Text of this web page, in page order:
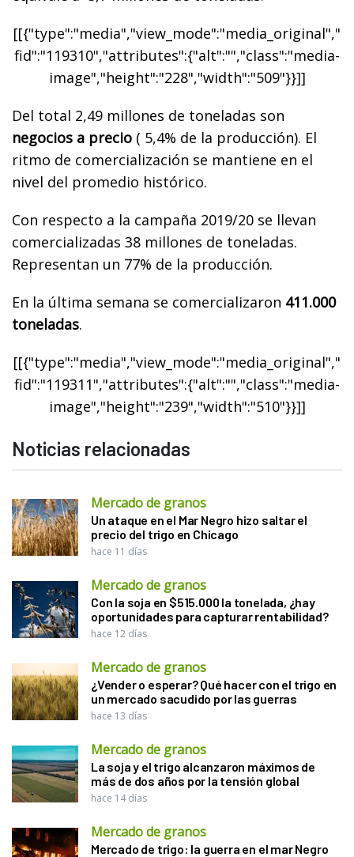
[[{"type":"media","view_mode":"media_original","
fid":"119310","attributes":{"alt":"","class":"media-
image","height":"228","width":"509"}}]]
Del total 2,49 millones de toneladas son
negocios a precio ( 5,4% de la producción). El
ritmo de comercialización se mantiene en el
nivel del promedio histórico.
Con respecto a la campaña 2019/20 se llevan
comercializadas 38 millones de toneladas.
Representan un 77% de la producción.
En la última semana se comercializaron 411.000
toneladas.
[[{"type":"media","view_mode":"media_original","
fid":"119311","attributes":{"alt":"","class":"media-
image","height":"239","width":"510"}}]]
Noticias relacionadas
Mercado de granos
Un ataque en el Mar Negro hizo saltar el
precio del trigo en Chicago
hace 11 días
Mercado de granos
Con la soja en $515.000 la tonelada, ¿hay
oportunidades para capturar rentabilidad?
hace 12 días
Mercado de granos
¿Vender o esperar? Qué hacer con el trigo en
un mercado sacudido por las guerras
hace 13 días
Mercado de granos
La soja y el trigo alcanzaron máximos de
más de dos años por la tensión global
hace 14 días
Mercado de granos
Mercado de trigo: la guerra en el mar Negro